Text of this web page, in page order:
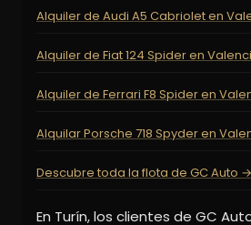
Alquiler de Audi A5 Cabriolet en
Alquiler de Fiat 124 Spider en
Alquiler de Ferrari F8 Spider en
Alquilar Porsche 718 Spyder en
Descubre toda la flota de GC Auto →
En Turín, los clientes de GC